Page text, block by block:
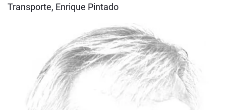
Transporte, Enrique Pintado